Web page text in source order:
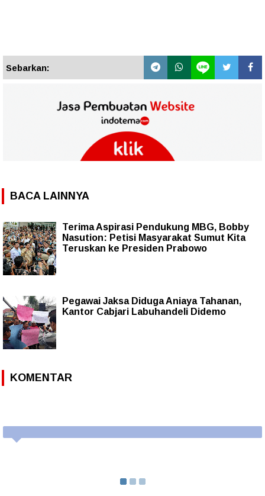
Sebarkan:
BACA LAINNYA
Terima Aspirasi Pendukung MBG, Bobby
Nasution: Petisi Masyarakat Sumut Kita
Teruskan ke Presiden Prabowo
Pegawai Jaksa Diduga Aniaya Tahanan,
Kantor Cabjari Labuhandeli Didemo
KOMENTAR